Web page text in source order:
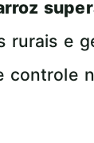
rurais e
controle